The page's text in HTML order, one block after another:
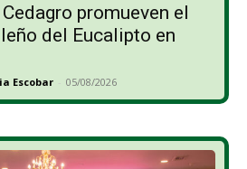
promueven el
del Eucalipto en
Escobar - 05/08/2026